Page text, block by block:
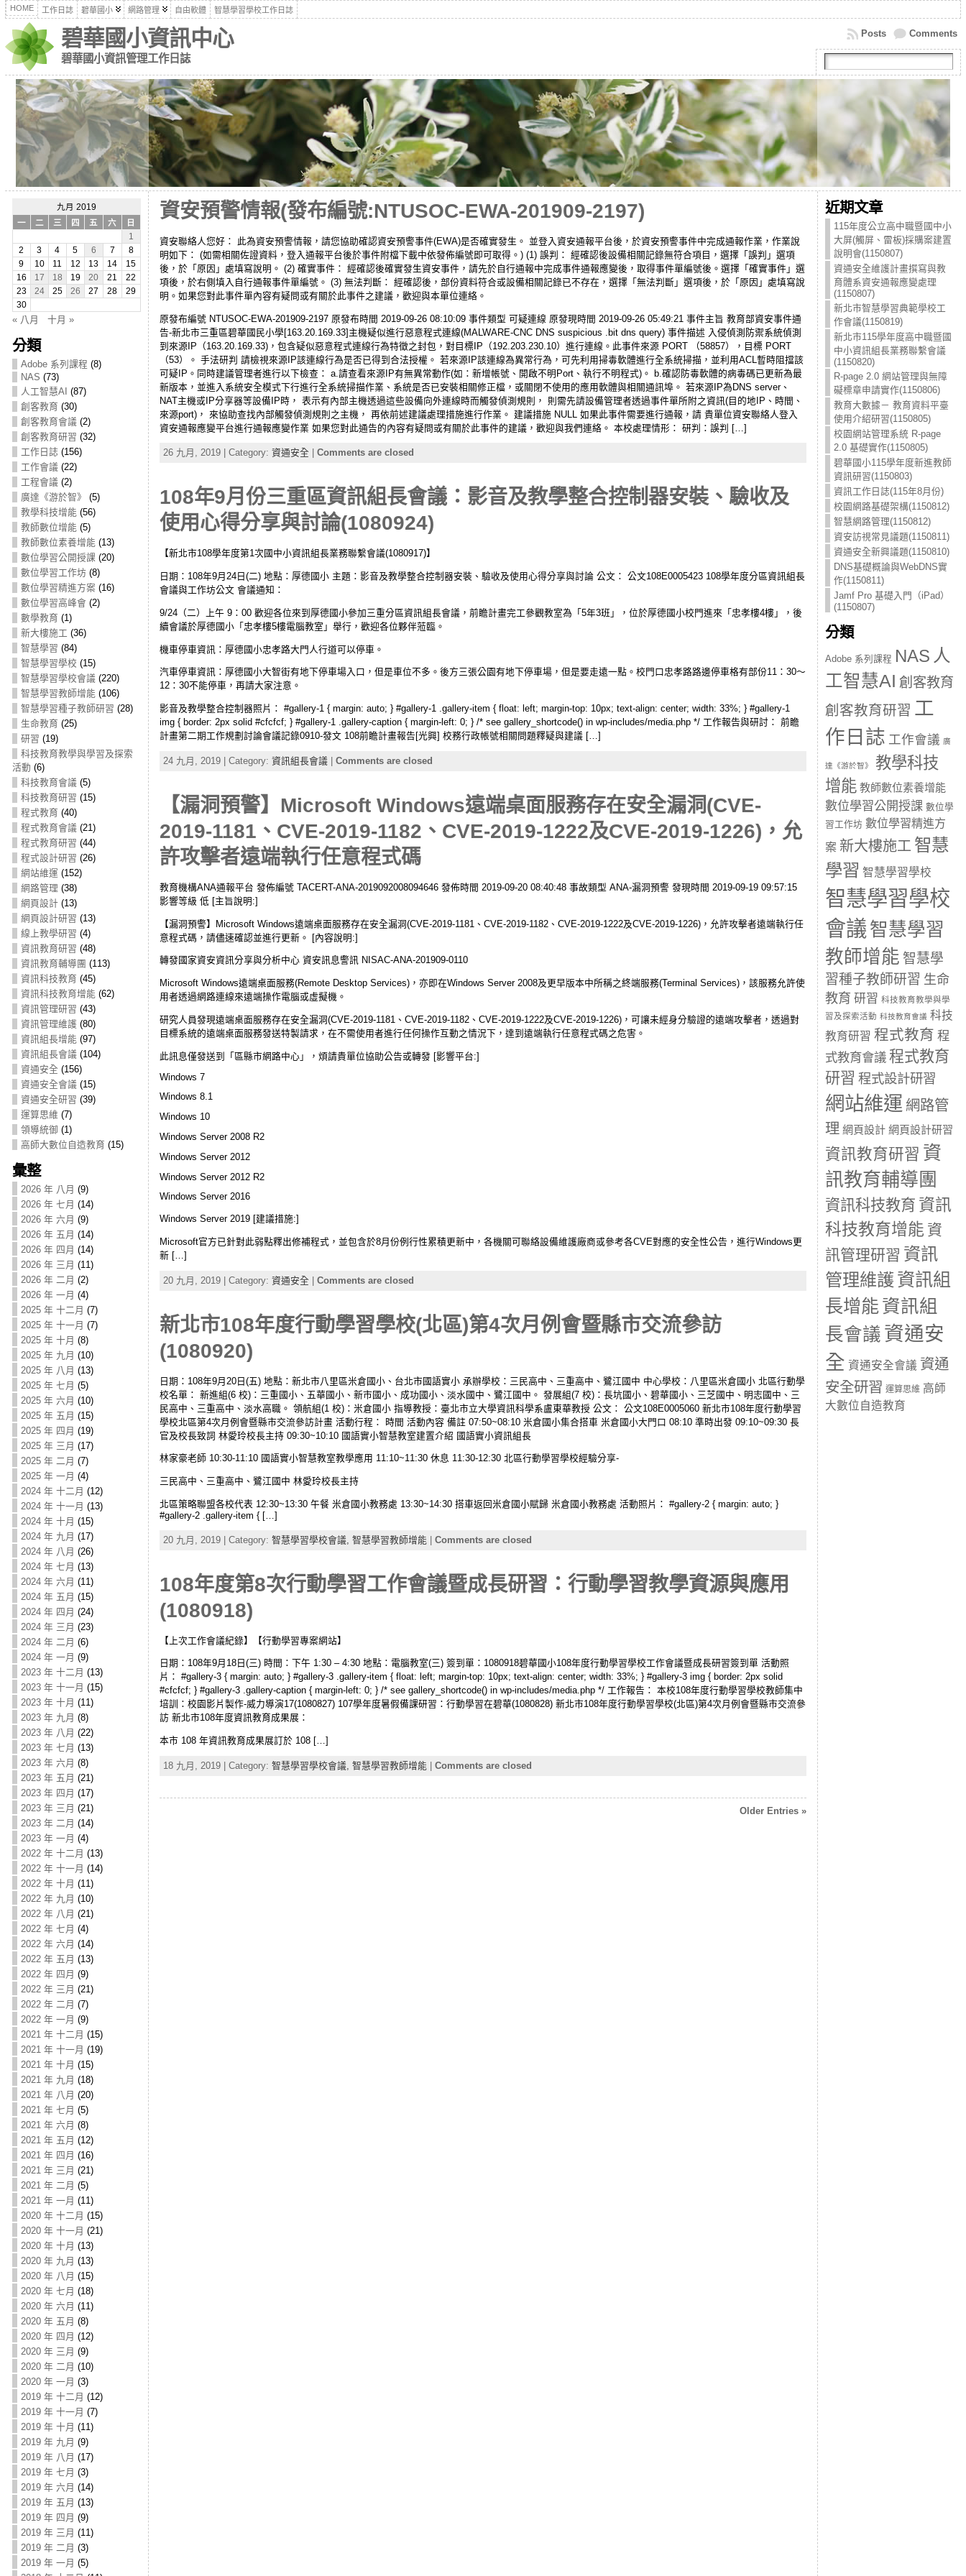
HOME 工作日誌 碧華國小 網路管理 自由軟體 智慧學習學校工作日誌
碧華國小資訊中心
碧華國小資訊管理工作日誌
Comments
Posts
九月 2019
一
二 三 四 五 六
日
1
2
3 4 5 6 7
8
9
10 11 12 13 14
15
16
17 18 19 20 21
22
23
24 25 26 27 28
29
30
« 八月 十月 »
分類
Adobe 系列課程 (8)
NAS (73)
人工智慧AI (87)
創客教育 (30)
創客教育會議 (2)
創客教育研習 (32)
工作日誌 (156)
工作會議 (22)
工程會議 (2)
廣達《游於智》
(5)
教學科技增能(56)
教師數位增能(5)
教師數位素養增能(13)
數位學習公開授課 (20)
數位學習工作坊(8)
數位學習精進方案 (16)
數位學習高峰會 (2)
數學教育 (1)
新大樓施工 (36)
智慧學習 (84)
智慧學習學校 (15)
智慧學習學校會議 (220)
智慧學習教師增能(106)
智慧學習種子教師研習 (28)
生命教育 (25)
研習 (19)
科技教育教學與學習及探索
活動 (6)
科技教育會議 (5)
科技教育研習 (15)
程式教育 (40)
程式教育會議 (21)
程式教育研習 (44)
程式設計研習 (26)
網站維運 (152)
網路管理 (38)
網頁設計(13)
網頁設計研習 (13)
線上教學研習 (4)
資訊教育研習 (48)
資訊教育輔導團 (113)
資訊科技教育 (45)
資訊科技教育增能(62)
資訊管理研習 (43)
資訊管理維護(80)
資訊組長增能(97)
資訊組長會議 (104)
資通安全 (156)
資通安全會議 (15)
資通安全研習 (39)
運算思維 (7)
領導統御 (1)
高師大數位自造教育 (15)
彙整
2026 年 八月 (9)
2026 年 七月 (14)
2026 年 六月 (9)
2026 年 五月 (14)
2026 年 四月 (14)
2026 年 三月 (11)
2026 年 二月 (2)
2026 年 一月 (4)
2025 年 十二月 (7)
2025 年 十一月 (7)
2025 年 十月 (8)
2025 年 九月 (10)
2025 年 八月 (13)
2025 年 七月 (5)
2025 年 六月 (10)
2025 年 五月 (15)
2025 年 四月 (19)
2025 年 三月 (17)
2025 年 二月 (7)
2025 年 一月 (4)
2024 年 十二月 (12)
2024 年 十一月 (13)
2024 年 十月 (15)
2024 年 九月 (17)
2024 年 八月 (26)
2024 年 七月 (13)
2024 年 六月 (11)
2024 年 五月 (15)
2024 年 四月 (24)
2024 年 三月 (23)
2024 年 二月 (6)
2024 年 一月 (9)
2023 年 十二月 (13)
2023 年 十一月 (15)
2023 年 十月 (11)
2023 年 九月 (8)
2023 年 八月 (22)
2023 年 七月 (13)
2023 年 六月 (8)
2023 年 五月 (21)
2023 年 四月 (17)
2023 年 三月 (21)
2023 年 二月 (14)
2023 年 一月 (4)
2022 年 十二月 (13)
2022 年 十一月 (14)
2022 年 十月 (11)
2022 年 九月 (10)
2022 年 八月 (21)
2022 年 七月 (4)
2022 年 六月 (14)
2022 年 五月 (13)
2022 年 四月 (9)
2022 年 三月 (21)
2022 年 二月 (7)
2022 年 一月 (9)
2021 年 十二月 (15)
2021 年 十一月 (19)
2021 年 十月 (15)
2021 年 九月 (18)
2021 年 八月 (20)
2021 年 七月 (5)
2021 年 六月 (8)
2021 年 五月 (12)
2021 年 四月 (16)
2021 年 三月 (21)
2021 年 二月 (5)
2021 年 一月 (11)
2020 年 十二月 (15)
2020 年 十一月 (21)
2020 年 十月 (13)
2020 年 九月 (13)
2020 年 八月 (15)
2020 年 七月 (18)
2020 年 六月 (11)
2020 年 五月 (8)
2020 年 四月 (12)
2020 年 三月 (9)
2020 年 二月 (10)
2020 年 一月 (3)
2019 年 十二月 (12)
2019 年 十一月 (7)
2019 年 十月 (11)
2019 年 九月 (9)
2019 年 八月 (17)
2019 年 七月 (3)
2019 年 六月 (14)
2019 年 五月 (13)
2019 年 四月 (9)
2019 年 三月 (11)
2019 年 二月 (3)
2019 年 一月 (5)
資安預警情報(發布編號:NTUSOC-EWA-201909-2197)
資安聯絡人您好： 此為資安預警情報，請您協助確認資安預警事件(EWA)是否確實發生。 並登入資安通報平台後，於資安預警事件中完成通報作業，作業說
明如下： (如需相關佐證資料，登入通報平台後於事件附檔下載中依發佈編號即可取得。) (1) 誤判： 經確認後設備相關記錄無符合項目，選擇「誤判」選項
後，於「原因」處填寫說明。 (2) 確實事件： 經確認後確實發生資安事件，請先於自行通報中完成事件通報應變後，取得事件單編號後。選擇「確實事件」選
項後，於右側填入自行通報事件單編號。 (3) 無法判斷： 經確認後，部份資料符合或設備相關記錄已不存在，選擇「無法判斷」選項後，於「原因」處填寫說
明。如果您對此事件單內容有疑問或有關於此事件之建議，歡迎與本單位連絡。
原發布編號 NTUSOC-EWA-201909-2197 原發布時間 2019-09-26 08:10:09 事件類型 可疑連線 原發現時間 2019-09-26 05:49:21 事件主旨 教育部資安事件通
告-新北市三重區碧華國民小學[163.20.169.33]主機疑似進行惡意程式連線(MALWARE-CNC DNS suspicious .bit dns query) 事件描述 入侵偵測防禦系統偵測
到來源IP（163.20.169.33)，包含疑似惡意程式連線行為特徵之封包，對目標IP（192.203.230.10）進行連線。此事件來源 PORT （58857），目標 PORT
（53）。 手法研判 請檢視來源IP該連線行為是否已得到合法授權。 若來源IP該連線為異常行為，可先利用掃毒軟體進行全系統掃描，並利用ACL暫時阻擋該
可疑IP。同時建議管理者進行以下檢查： a.請查看來源IP有無異常動作(如：新增帳號、開啟不明Port、執行不明程式)。 b.確認防毒軟體的病毒碼已更新為最
新版本，並進入系統安全模式下行進行全系統掃描作業、系統是否已安裝相關修正檔，或關閉不使用的應用軟體與相關通訊埠。 若來源IP為DNS server、
NAT主機或IP分享器等設備IP時， 表示有內部主機透過這些設備向外連線時而觸發偵測規則， 則需先請設備管理者透過事件單所附之資訊(目的地IP、時間、
來源port)， 來協助查找內部觸發偵測規則之主機， 再依前述建議處理措施進行作業。 建議措施 NULL 如果此事件需要進行通報，請 貴單位資安聯絡人登入
資安通報應變平台進行通報應變作業 如果您對此通告的內容有疑問或有關於此事件的建議，歡迎與我們連絡。 本校處理情形： 研判：誤判 […]
26 九月, 2019 | Category: 資通安全 Comments are closed
108年9月份三重區資訊組長會議：影音及教學整合控制器安裝、驗收及
使用心得分享與討論(1080924)
【新北市108學年度第1次國中小資訊組長業務聯繫會議(1080917)】
日期：108年9月24日(二) 地點：厚德國小 主題：影音及教學整合控制器安裝、驗收及使用心得分享與討論 公文： 公文108E0005423 108學年度分區資訊組長
會議與工作坊公文 會議通知：
9/24（二）上午 9：00 歡迎各位來到厚德國小參加三重分區資訊組長會議，前瞻計畫完工參觀教室為「5年3班」，位於厚德國小校門進來「忠孝樓4樓」，後
續會議於厚德國小「忠孝樓5樓電腦教室」舉行，歡迎各位夥伴蒞臨。
機車停車資訊：厚德國小忠孝路大門人行道可以停車。
汽車停車資訊：厚德國小大智街有地下停車場入口，但是車位不多。後方三張公園有地下停車場，但是要走遠一點。校門口忠孝路路邊停車格有部份11：30～
12：30不能停車，再請大家注意。
影音及教學整合控制器照片： #gallery-1 { margin: auto; } #gallery-1 .gallery-item { float: left; margin-top: 10px; text-align: center; width: 33%; } #gallery-1
img { border: 2px solid #cfcfcf; } #gallery-1 .gallery-caption { margin-left: 0; } /* see gallery_shortcode() in wp-includes/media.php */ 工作報告與研討： 前瞻
計畫第二期工作規劃討論會議記錄0910-發文 108前瞻計畫報告[光興] 校務行政帳號相關問題釋疑與建議 […]
24 九月, 2019 | Category: 資訊組長會議| Comments are closed
【漏洞預警】Microsoft Windows遠端桌面服務存在安全漏洞(CVE-
2019-1181、CVE-2019-1182、CVE-2019-1222及CVE-2019-1226)，允
許攻擊者遠端執行任意程式碼
教育機構ANA通報平台 發佈編號 TACERT-ANA-2019092008094646 發佈時間 2019-09-20 08:40:48 事故類型 ANA-漏洞預警 發現時間 2019-09-19 09:57:15
影響等級 低 [主旨說明:]
【漏洞預警】Microsoft Windows遠端桌面服務存在安全漏洞(CVE-2019-1181、CVE-2019-1182、CVE-2019-1222及CVE-2019-1226)，允許攻擊者遠端執行任
意程式碼，請儘速確認並進行更新。 [內容說明:]
轉發國家資安資訊分享與分析中心 資安訊息警訊 NISAC-ANA-201909-0110
Microsoft Windows遠端桌面服務(Remote Desktop Services)，亦即在Windows Server 2008及更早版本中所稱之終端服務(Terminal Services)，該服務允許使
用者透過網路連線來遠端操作電腦或虛擬機。
研究人員發現遠端桌面服務存在安全漏洞(CVE-2019-1181、CVE-2019-1182、CVE-2019-1222及CVE-2019-1226)，可讓未經身分驗證的遠端攻擊者，透過對
目標系統的遠端桌面服務發送特製請求，在不需使用者進行任何操作互動之情況下，達到遠端執行任意程式碼之危害。
此訊息僅發送到「區縣市網路中心」，煩請貴單位協助公告或轉發 [影響平台:]
Windows 7
Windows 8.1
Windows 10
Windows Server 2008 R2
Windows Server 2012
Windows Server 2012 R2
Windows Server 2016
Windows Server 2019 [建議措施:]
Microsoft官方已針對此弱點釋出修補程式，並包含於8月份例行性累積更新中，各機關可聯絡設備維護廠商或參考各CVE對應的安全性公告，進行Windows更
新 […]
20 九月, 2019 | Category: 資通安全 | Comments are closed
新北市108年度行動學習學校(北區)第4次月例會暨縣市交流參訪
(1080920)
日期：108年9月20日(五) 地點：新北市八里區米倉國小、台北市國語實小 承辦學校：三民高中、三重高中、鷺江國中 中心學校：八里區米倉國小 北區行動學
校名單： 新進組(6 校)：三重國小、五華國小、新市國小、成功國小、淡水國中、鷺江國中。 發展組(7 校)：長坑國小、碧華國小、三芝國中、明志國中、三
民高中、三重高中、淡水高職。 領航組(1 校)：米倉國小 指導教授：臺北市立大學資訊科學系盧東華教授 公文： 公文108E0005060 新北市108年度行動學習
學校北區第4次月例會暨縣市交流參訪計畫 活動行程： 時間 活動內容 備註 07:50~08:10 米倉國小集合搭車 米倉國小大門口 08:10 準時出發 09:10~09:30 長
官及校長致詞 林愛玲校長主持 09:30~10:10 國語實小智慧教室建置介紹 國語實小資訊組長
林家豪老師 10:30-11:10 國語實小智慧教室教學應用 11:10~11:30 休息 11:30-12:30 北區行動學習學校經驗分享-
三民高中、三重高中、鷺江國中 林愛玲校長主持
北區策略聯盟各校代表 12:30~13:30 午餐 米倉國小教務處 13:30~14:30 搭車返回米倉國小賦歸 米倉國小教務處 活動照片： #gallery-2 { margin: auto; }
#gallery-2 .gallery-item { […]
20 九月, 2019 | Category: 智慧學習學校會議, 智慧學習教師增能 | Comments are closed
108年度第8次行動學習工作會議暨成長研習：行動學習教學資源與應用
(1080918)
【上次工作會議紀錄】【行動學習專案網站】
日期：108年9月18日(三) 時間：下午 1:30 – 4:30 地點：電腦教室(三) 簽到單：1080918碧華國小108年度行動學習學校工作會議暨成長研習簽到單 活動照
片： #gallery-3 { margin: auto; } #gallery-3 .gallery-item { float: left; margin-top: 10px; text-align: center; width: 33%; } #gallery-3 img { border: 2px solid
#cfcfcf; } #gallery-3 .gallery-caption { margin-left: 0; } /* see gallery_shortcode() in wp-includes/media.php */ 工作報告： 本校108年度行動學習學校教師集中
培訓：校園影片製作-威力導演17(1080827) 107學年度暑假備課研習：行動學習在碧華(1080828) 新北市108年度行動學習學校(北區)第4次月例會暨縣市交流參
訪 新北市108年度資訊教育成果展：
本市 108 年資訊教育成果展訂於 108 […]
18 九月, 2019 | Category: 智慧學習學校會議, 智慧學習教師增能 Comments are closed
Older Entries »
近期文章
115年度公立高中職暨國中小
大屏(觸屏、雷板)採購案建置
說明會(1150807)
資通安全維護計畫撰寫與教
育體系資安通報應變處理
(1150807)
新北市智慧學習典範學校工
作會議(1150819)
新北市115學年度高中職暨國
中小資訊組長業務聯繫會議
(1150820)
R-page 2.0 網站管理與無障
礙標章申請實作(1150806)
教育大數據－ 教育資料平臺
使用介紹研習(1150805)
校園網站管理系統 R-page
2.0 基礎實作(1150805)
碧華國小115學年度新進教師
資訊研習(1150803)
資訊工作日誌(115年8月份)
校園網路基礎架構(1150812)
智慧網路管理(1150812)
資安訪視常見議題(1150811)
資通安全新興議題(1150810)
DNS基礎概論與WebDNS實
作(1150811)
Jamf Pro 基礎入門（iPad）
(1150807)
分類
Adobe 系列課程 NAS 人
工智慧AI 創客教育
創客教育研習 工
作日誌 工作會議 廣
達《游於智》
教學科技
增能 教師數位素養增能
數位學習公開授課 數位學
習工作坊 數位學習精進方
案 新大樓施工 智慧
學習 智慧學習學校
智慧學習學校
會議 智慧學習
教師增能 智慧學
習種子教師研習 生命
教育 研習 科技教育教學與學
習及探索活動 科技教育會議 科技
教育研習 程式教育 程
式教育會議 程式教育
研習 程式設計研習
網站維運 網路管
理 網頁設計 網頁設計研習
資訊教育研習 資
訊教育輔導團
資訊科技教育 資訊
科技教育增能 資
訊管理研習 資訊
管理維護 資訊組
長增能資訊組
長會議 資通安
全 資通安全會議 資通
安全研習 運算思維 高師
大數位自造教育